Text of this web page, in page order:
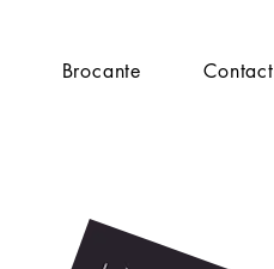
Brocante Contact